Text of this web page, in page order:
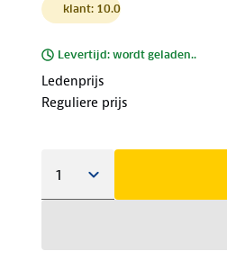
klant: 10.0
Levertijd: wordt geladen..
Ledenprijs
Reguliere prijs